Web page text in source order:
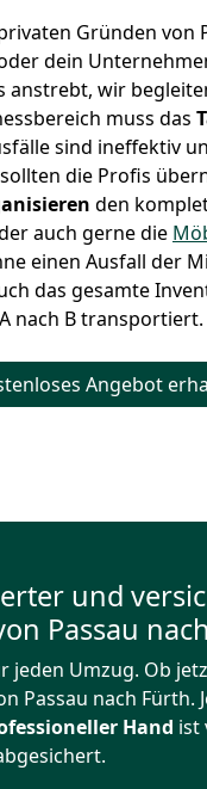
Gründen von
dein
anstrebt, wir
muss das
sind ineffektiv
die Profis
den
auch gerne die
einen Ausfall der
das gesamte
nach B transportiert.
Angebot
und
Passau
jeden Umzug. Ob
Passau nach Fürth.
Hand ist